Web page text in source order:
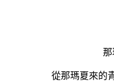
從那瑪夏來的